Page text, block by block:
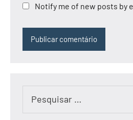
Notify me of new posts by